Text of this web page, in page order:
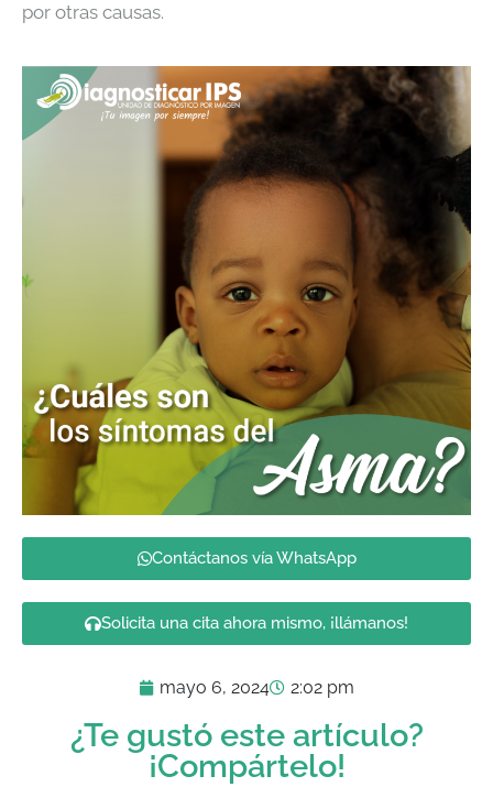
por otras causas.
Contáctanos vía WhatsApp
Solicita una cita ahora mismo, ¡llámanos!
mayo 6, 2024 2:02 pm
¿Te gustó este artículo?
¡Compártelo!